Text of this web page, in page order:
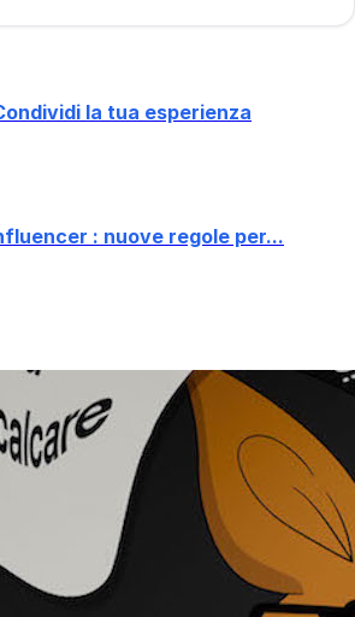
la tua esperienza
: nuove regole per...